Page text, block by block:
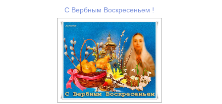
С Вербным Воскресеньем !